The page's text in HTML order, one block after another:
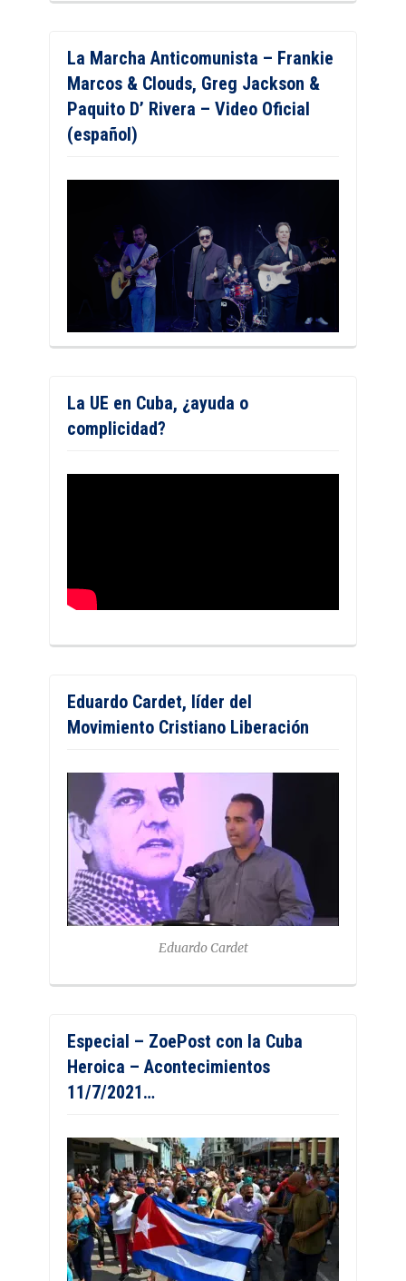
La Marcha Anticomunista – Frankie
Marcos & Clouds, Greg Jackson &
Paquito D’ Rivera – Video Oficial
(español)
La UE en Cuba, ¿ayuda o
complicidad?
Eduardo Cardet, líder del
Movimiento Cristiano Liberación
Eduardo Cardet
Especial – ZoePost con la Cuba
Heroica – Acontecimientos
11/7/2021…